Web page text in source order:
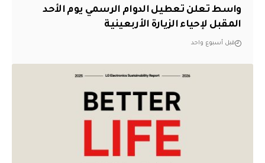
واسط تعلن تعطيل الدوام الرسمي يوم الأحد
المقبل لإحياء الزيارة الأربعينية
قبل أسبوع واحد